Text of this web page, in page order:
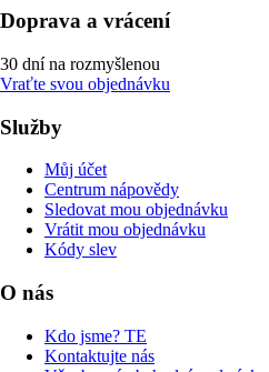
Doprava a vrácení
30 dní na rozmyšlenou
Vraťte svou objednávku
Služby
Můj účet
Centrum nápovědy
Sledovat mou objednávku
Vrátit mou objednávku
Kódy slev
O nás
Kdo jsme? TE
Kontaktujte nás